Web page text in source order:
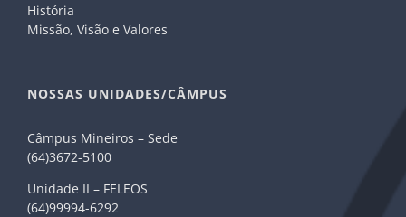
História
Missão, Visão e Valores
NOSSAS UNIDADES/CÂMPUS
Câmpus Mineiros – Sede
(64)3672-5100
Unidade II – FELEOS
(64)99994-6292